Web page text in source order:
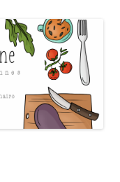
au contenu